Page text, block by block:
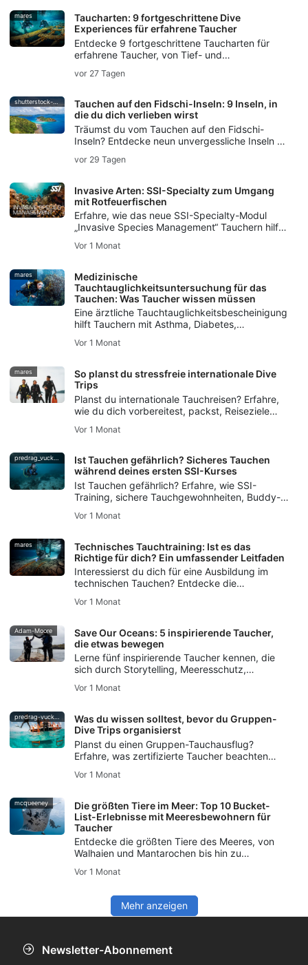
mares
Taucharten: 9 fortgeschrittene Dive
Experiences für erfahrene Taucher
Entdecke 9 fortgeschrittene Taucharten für
erfahrene Taucher, von Tief- und
Nacht-, Eis- und Rebreather-Tauchen sowie
vor 27 Tagen
shutterstock-bell-davey-photography
Tauchen auf den Fidschi-Inseln: 9 Inseln, in
die du dich verlieben wirst
Träumst du vom Tauchen auf den Fidschi-
Inseln? Entdecke neun unvergessliche Inseln –
zum weltberühmten Bullenhai-Tauchgang auf
vor 29 Tagen
Invasive Arten: SSI-Specialty zum Umgang
mit Rotfeuerfischen
Erfahre, wie das neue SSI-Specialty-Modul
„Invasive Species Management“ Tauchern hilft,
verantwortungsvoll mit Feuerfischen
schützen.
Vor 1 Monat
mares
Medizinische
Tauchtauglichkeitsuntersuchung für das
Tauchen: Was Taucher wissen müssen
Eine ärztliche Tauchtauglichkeitsbescheinigung
hilft Tauchern mit Asthma, Diabetes,
dabei, sicherere Tauchgänge zu planen.
Vor 1 Monat
mares
So planst du stressfreie internationale Dive
Trips
Planst du internationale Tauchreisen? Erfahre,
wie du dich vorbereitest, packst, Reiseziele
Fehler vermeidest – für stressfreie Tauchreisen.
Vor 1 Monat
predrag_vuckovic
Ist Tauchen gefährlich? Sicheres Tauchen
während deines ersten SSI-Kurses
Ist Tauchen gefährlich? Erfahre, wie SSI-
Training, sichere Tauchgewohnheiten, Buddy-
Versicherungsschutz neuen Tauchern helfen,
Vor 1 Monat
mares
Technisches Tauchtraining: Ist es das
Richtige für dich? Ein umfassender Leitfaden
Interessierst du dich für eine Ausbildung im
technischen Tauchen? Entdecke die
Sicherheitsgrundlagen, die du brauchst – und
Ausbildung den Einstieg erleichtert.
Vor 1 Monat
Adam-Moore
Save Our Oceans: 5 inspirierende Taucher,
die etwas bewegen
Lerne fünf inspirierende Taucher kennen, die
sich durch Storytelling, Meeresschutz,
Oceans-Initiative für die Rettung unserer
Vor 1 Monat
predrag-vuckovic
Was du wissen solltest, bevor du Gruppen-
Dive Trips organisierst
Planst du einen Gruppen-Tauchausflug?
Erfahre, was zertifizierte Taucher beachten
Logistik bis hin zur Sicherheitsplanung und
Vor 1 Monat
mcqueeney
Die größten Tiere im Meer: Top 10 Bucket-
List-Erlebnisse mit Meeresbewohnern für
Taucher
Entdecke die größten Tiere des Meeres, von
Walhaien und Mantarochen bis hin zu
und respektvolle Begegnungen mit
Vor 1 Monat
Mehr anzeigen
Newsletter-Abonnement